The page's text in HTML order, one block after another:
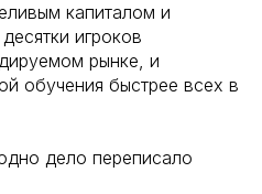
капиталом и
игроков
рынке, и
обучения быстрее всех в
дело переписало